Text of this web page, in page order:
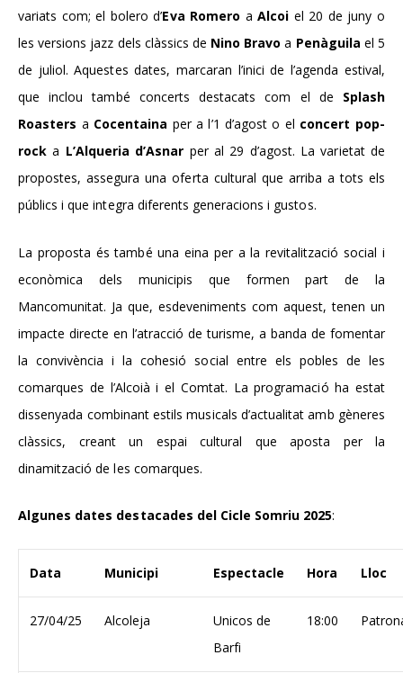
variats com; el bolero d’Eva Romero aAlcoi el 20 de juny o
les versions jazz dels clàssics de Nino Bravoa Penàguila el 5
de juliol. Aquestes dates, marcaran l’inici de l’agenda estival,
que inclou també concerts destacats com el de Splash
Roasters a Cocentaina per a l’1 d’agost o el concert pop-
rock a L’Alqueria d’Asnar per al 29 d’agost. La varietat de
propostes, assegura una oferta cultural que arriba a tots els
públics i que integra diferents generacions i gustos.
La proposta és també una eina per a la revitalització social i
econòmica dels municipis que formen part de la
Mancomunitat. Ja que, esdeveniments com aquest, tenen un
impacte directe en l’atracció de turisme, a banda de fomentar
la convivència i la cohesió social entre els pobles de les
comarques de l’Alcoià i el Comtat. La programació ha estat
dissenyada combinant estils musicals d’actualitat amb gèneres
clàssics, creant un espai cultural que aposta per la
dinamització de les comarques.
Algunes dates destacades del Cicle Somriu 2025:
Data Municipi Espectacle Hora Lloc
27/04/25 Alcoleja
Unicos de
Barfi
18:00